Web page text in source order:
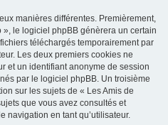
manières différentes. Premièrement,
le logiciel phpBB génèrera un certain
téléchargés temporairement par
Les deux premiers cookies ne
et un identifiant anonyme de session
par le logiciel phpBB. Un troisième
sur les sujets de « Les Amis de
que vous avez consultés et
navigation en tant qu’utilisateur.